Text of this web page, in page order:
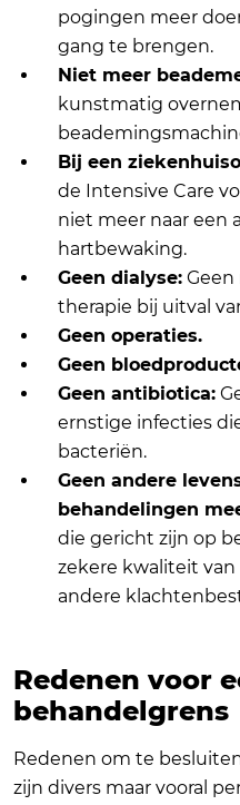
pogingen meer
gang te brengen.
Niet meer
kunstmatig
Bij een
de Intensive Care
niet meer naar een
hartbewaking.
Geen dialyse:
therapie bij uitval
Geen operaties.
Geen
Geen antibiotica:
ernstige infecties
bacteriën.
Geen andere
behandelingen
die gericht zijn op
zekere kwaliteit van
andere
Redenen voor
behandelgrens
Redenen om te
zijn divers maar vooral